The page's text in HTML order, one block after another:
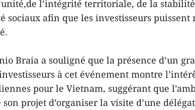
l’intégrité territoriale, de la
sociaux afin que les investisseurs puissent
Braia a souligné que la présence d’un
à cet événement montre
pour le Vietnam, suggérant que
projet d’organiser la visite d’une